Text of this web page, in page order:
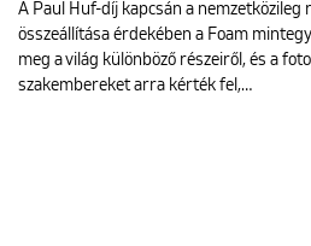
A Paul Huf-díj kapcsán a nemzetközileg
összeállítása érdekében a Foam
meg a világ különböző részeiről, és a
szakembereket arra kérték fel,…